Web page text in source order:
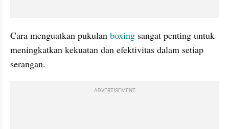
Cara menguatkan pukulan boxing sangat penting untuk
meningkatkan kekuatan dan efektivitas dalam setiap
serangan.
ADVERTISEMENT